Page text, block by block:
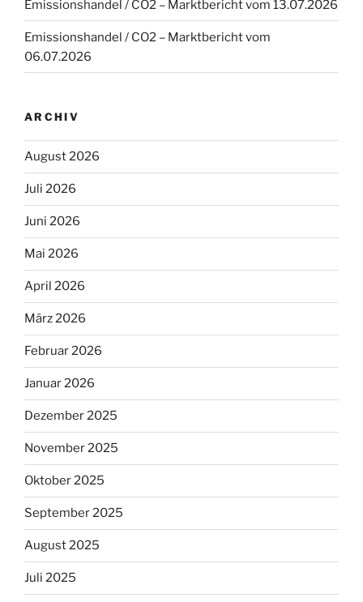
Emissionshandel / CO2 – Marktbericht vom 13.07.2026
Emissionshandel / CO2 – Marktbericht vom
06.07.2026
ARCHIV
August 2026
Juli 2026
Juni 2026
Mai 2026
April 2026
März 2026
Februar 2026
Januar 2026
Dezember 2025
November 2025
Oktober 2025
September 2025
August 2025
Juli 2025